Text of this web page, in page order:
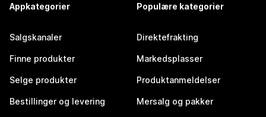
Appkategorier
Salgskanaler
Finne produkter
Selge produkter
Bestillinger og levering
Populære kategorier
Direktefrakting
Markedsplasser
Produktanmeldelser
Mersalg og pakker